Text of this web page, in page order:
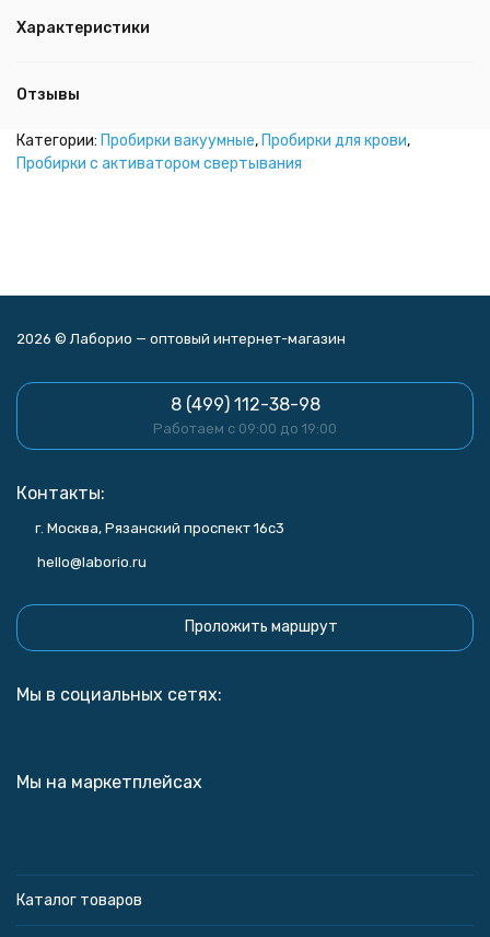
Характеристики
Отзывы
Категории: Пробирки вакуумные, Пробирки для крови,
Пробирки с активатором свертывания
2026 © Лаборио — оптовый интернет-магазин
8 (499) 112-38-98
Работаем с 09:00 до 19:00
Контакты:
г. Москва, Рязанский проспект 16с3
hello@laborio.ru
Проложить маршрут
Мы в социальных сетях:
Мы на маркетплейсах
Каталог товаров